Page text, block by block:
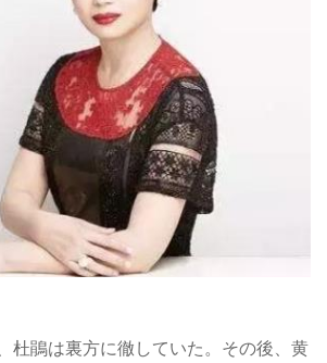
杜鵑は裏方に徹していた。その後、黄